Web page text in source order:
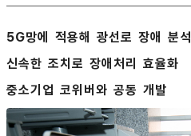
5G망에 적용해 광선로 장애 분석
신속한 조치로 장애처리 효율화
중소기업 코위버와 공동 개발